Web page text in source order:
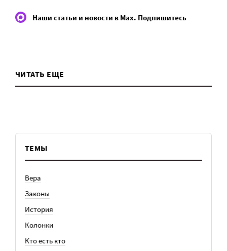
Наши статьи и новости в Max. Подпишитесь
ЧИТАТЬ ЕЩЕ
ТЕМЫ
Вера
Законы
История
Колонки
Кто есть кто